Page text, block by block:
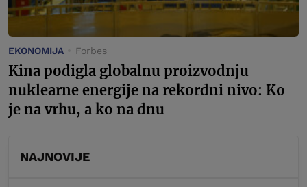
EKONOMIJA Forbes
Kina podigla globalnu proizvodnju
nuklearne energije na rekordni nivo: Ko
je na vrhu, a ko na dnu
NAJNOVIJE